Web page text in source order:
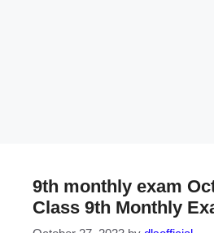
9th monthly exam
Class 9th Monthly